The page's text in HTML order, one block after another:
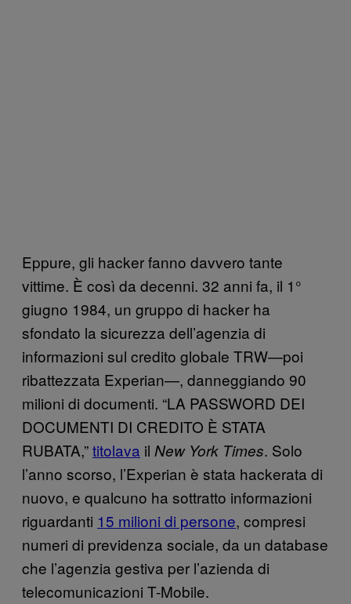
Eppure, gli hacker fanno davvero tante
vittime. È così da decenni. 32 anni fa, il 1°
giugno 1984, un gruppo di hacker ha
sfondato la sicurezza dell’agenzia di
informazioni sul credito globale TRW—poi
ribattezzata Experian—, danneggiando 90
milioni di documenti. “LA PASSWORD DEI
DOCUMENTI DI CREDITO È STATA
RUBATA,”titolava il New York Times. Solo
l’anno scorso, l’Experian è stata hackerata di
nuovo, e qualcuno ha sottratto informazioni
riguardanti 15 milioni di persone, compresi
numeri di previdenza sociale, da un database
che l’agenzia gestiva per l’azienda di
telecomunicazioni T-Mobile.